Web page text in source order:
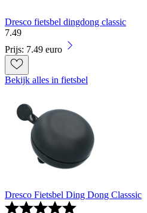
Dresco fietsbel dingdong classic
7.49
Prijs: 7.49 euro
Bekijk alles in fietsbel
Dresco Fietsbel Ding Dong Classsic